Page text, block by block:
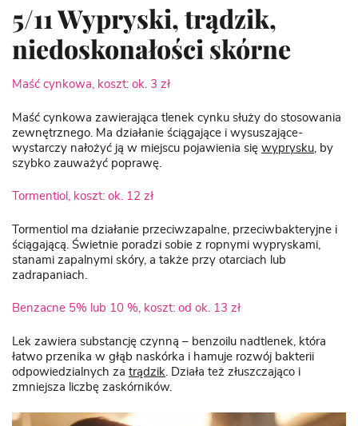
5/11 Wypryski, trądzik,
niedoskonałości skórne
Maść cynkowa, koszt: ok. 3 zł
Maść cynkowa zawierająca tlenek cynku służy do stosowania
zewnętrznego. Ma działanie ściągające i wysuszające-
wystarczy nałożyć ją w miejscu pojawienia się wyprysku , by
szybko zauważyć poprawę.
Tormentiol, koszt: ok. 12 zł
Tormentiol ma działanie przeciwzapalne, przeciwbakteryjne i
ściągającą. Świetnie poradzi sobie z ropnymi wypryskami,
stanami zapalnymi skóry, a także przy otarciach lub
zadrapaniach.
Benzacne 5% lub 10 %, koszt: od ok. 13 zł
Lek zawiera substancję czynną – benzoilu nadtlenek, która
łatwo przenika w głąb naskórka i hamuje rozwój bakterii
odpowiedzialnych za trądzik . Działa też złuszczająco i
zmniejsza liczbę zaskórników.